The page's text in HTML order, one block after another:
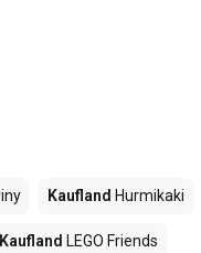
Kaufland Hurmikaki
Kaufland LEGO Friends